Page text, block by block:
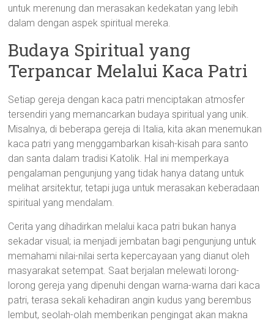
untuk merenung dan merasakan kedekatan yang lebih
dalam dengan aspek spiritual mereka.
Budaya Spiritual yang
Terpancar Melalui Kaca Patri
Setiap gereja dengan kaca patri menciptakan atmosfer
tersendiri yang memancarkan budaya spiritual yang unik.
Misalnya, di beberapa gereja di Italia, kita akan menemukan
kaca patri yang menggambarkan kisah-kisah para santo
dan santa dalam tradisi Katolik. Hal ini memperkaya
pengalaman pengunjung yang tidak hanya datang untuk
melihat arsitektur, tetapi juga untuk merasakan keberadaan
spiritual yang mendalam.
Cerita yang dihadirkan melalui kaca patri bukan hanya
sekadar visual; ia menjadi jembatan bagi pengunjung untuk
memahami nilai-nilai serta kepercayaan yang dianut oleh
masyarakat setempat. Saat berjalan melewati lorong-
lorong gereja yang dipenuhi dengan warna-warna dari kaca
patri, terasa sekali kehadiran angin kudus yang berembus
lembut, seolah-olah memberikan pengingat akan makna